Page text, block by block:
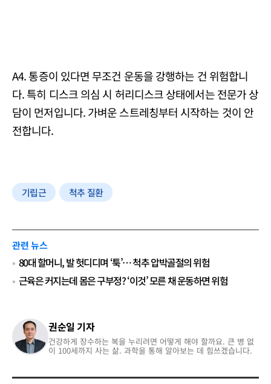
A4. 통증이 있다면 무조건 운동을 강행하는 건 위험합니
다. 특히 디스크 의심 시 허리디스크 상태에서는 전문가 상
담이 먼저입니다. 가벼운 스트레칭부터 시작하는 것이 안
전합니다.
기립근 척추 질환
관련 뉴스
80대 할머니, 발 헛디디며 ‘툭’… 척추 압박골절의 위험
근육은 커지는데 몸은 구부정? ‘이것’ 모른 채 운동하면 위험
권순일 기자
건강하게 장수하는 복을 누리려면 어떻게 해야 할까요. 큰 병 없
이 100세까지 사는 삶. 과학을 통해 알아보는 데 힘쓰겠습니다.